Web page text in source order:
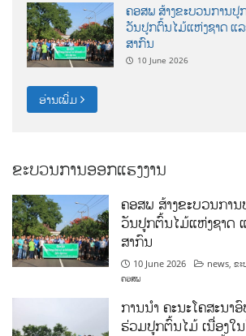
ຄອສພ ສ້າງຂະບວນການ
ວັນປູກຕົ້ນໄມ້ແຫ່ງຊາດ ແ
ສາກົນ
10 June 2026
ອ່ານເພີ່ມ
ຂະບວນການອອກແຮງງານ
ຄອສພ ສ້າງຂະບວນກາ
ວັນປູກຕົ້ນໄມ້ແຫ່ງຊາດ
ສາກົນ
10 June 2026 news ,ຂະ
ຄອສພ
ການນໍາ ຄະນະໂຄສະນາ
ຮ່ວມປູກຕົ້ນໄມ້ ເນື່ອງໃ